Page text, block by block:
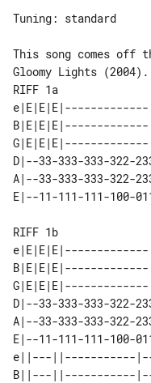
Tuning: standard
This song comes off
RIFF 1a
D|--33-333-333-322-
A|--33-333-333-322-
RIFF 1b
D|--33-333-333-322-
A|--33-333-333-322-
E|--11-111-111-100-
e||---||-----------
B||---||-----------